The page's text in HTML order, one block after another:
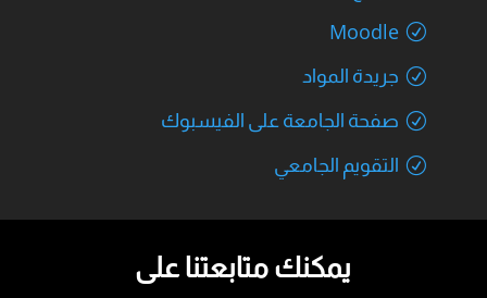
Moodle
جريدة المواد
صفحة الجامعة على الفيسبوك
التقويم الجامعي
يمكنك متابعتنا على